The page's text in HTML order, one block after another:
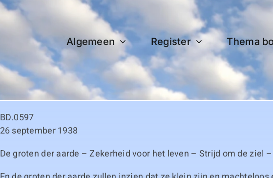
Algemeen Register Thema
BD.0597
26 september 1938
De groten der aarde – Zekerheid voor het leven – Strijd om de ziel –